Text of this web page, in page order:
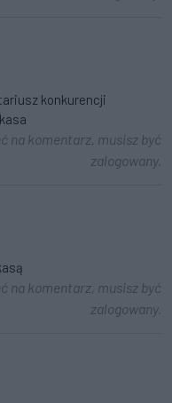
konkurencji
na komentarz, musisz być
zalogowany.
na komentarz, musisz być
zalogowany.